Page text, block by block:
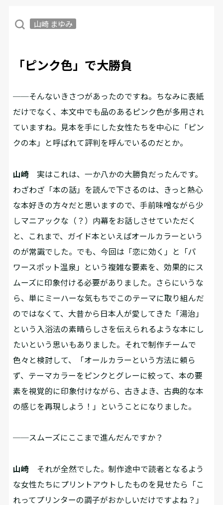
山崎 まゆみ
「ピンク色」で大勝負
──そんないきさつがあったのですね。ちなみに表紙
だけでなく、本文中でも品のあるピンク色が多用され
ていますね。見本を手にした女性たちを中心に「ピン
クの本」と呼ばれて評判を呼んでいるのだとか。
山崎 実はこれは、一か八かの大勝負だったんです。
わざわざ「本の話」を読んで下さるのは、きっと熱心
な本好きの方々だと思いますので、手前味噌ながら少
しマニアックな（？）内幕をお話しさせていただく
と、これまで、ガイド本といえばオールカラーという
のが常識でした。でも、今回は「恋に効く」と「パ
ワースポット温泉」という複雑な要素を、効果的にス
ムーズに印象付ける必要がありました。さらにいうな
ら、単にミーハーな気もちでこのテーマに取り組んだ
のではなくて、大昔から日本人が愛してきた「湯治」
という入浴法の素晴らしさを伝えられるような本にし
たいという思いもありました。それで制作チームで
色々と検討して、「オールカラーという方法に頼ら
ず、テーマカラーをピンクとグレーに絞って、本の要
素を視覚的に印象付けながら、古きよき、古典的な本
の感じを再現しよう！」ということになりました。
──スムーズにここまで進んだんですか？
山崎 それが全然でした。制作途中で読者となるよう
な女性たちにプリントアウトしたものを見せたら「こ
れってプリンターの調子がおかしいだけですよね？」